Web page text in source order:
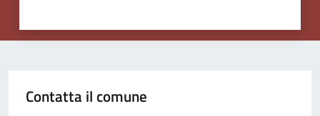
Contatta il comune